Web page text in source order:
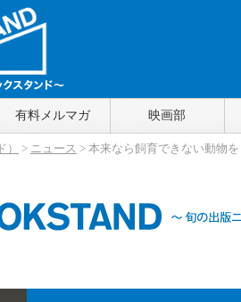
ンド）
～
有料メルマガ 映画部
> ニュース > 本来なら飼育できない動物